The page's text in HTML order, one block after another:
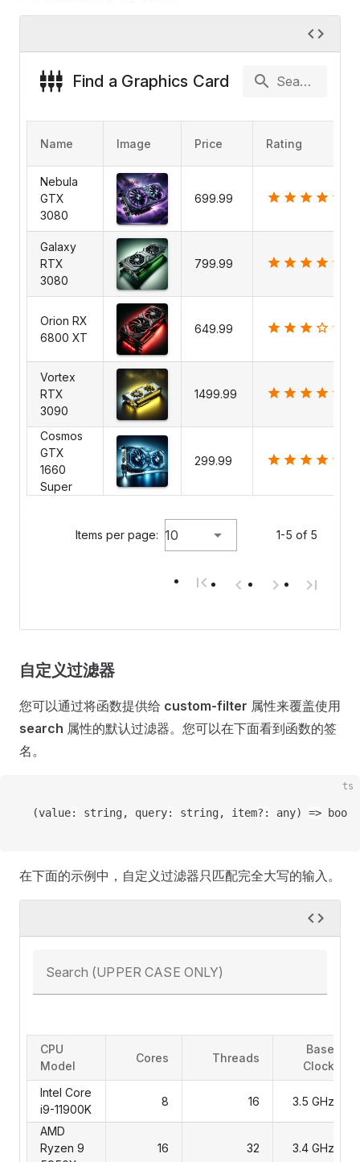
Find a Graphics Card Search
Name Image Price Rating
Nebula
GTX
3080
699.99
Galaxy
RTX
3080
799.99
Orion RX
6800 XT
649.99
Vortex
RTX
3090
1499.99
Cosmos
GTX
1660
Super
299.99
Items per page: 10 1-5 of 5
自定义过滤器
您可以通过将函数提供给 custom-filter 属性来覆盖使用
search 属性的默认过滤器。您可以在下面看到函数的签
名。
ts
(value: string, query: string, item? : any) =>
在下面的示例中，自定义过滤器只匹配完全大写的输入。
Search (UPPER CASE ONLY)
CPU
Model
Cores Threads
Base
Clock
Intel Core
i9-11900K
8 16 3.5 GHz
AMD
Ryzen 9
16 32 3.4 GHz